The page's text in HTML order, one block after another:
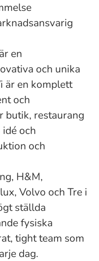
en
och unika
är en komplett
och
butik, restaurang
och
och
H&M,
Volvo och Tre i
ställda
fysiska
tight team som
dag.